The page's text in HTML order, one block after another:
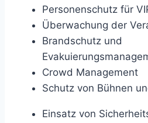
Personenschutz für
Überwachung der
Brandschutz und
Crowd Management
Schutz von Bühnen
Einsatz von